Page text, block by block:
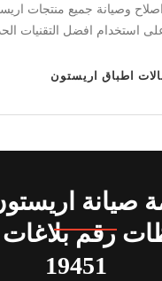
وصيانة جميع منتجات
استخدام افضل التقنيات
فريزر اريستون
صيانة
رقم
19451